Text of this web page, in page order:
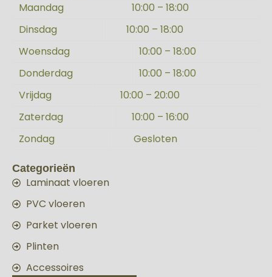
Maandag
10:00 – 18:00
Dinsdag
10:00 – 18:00
Woensdag
10:00 – 18:00
Donderdag
10:00 – 18:00
Vrijdag
10:00 – 20:00
Zaterdag
10:00 – 16:00
Zondag
Gesloten
Categorieën
Laminaat vloeren
PVC vloeren
Parket vloeren
Plinten
Accessoires